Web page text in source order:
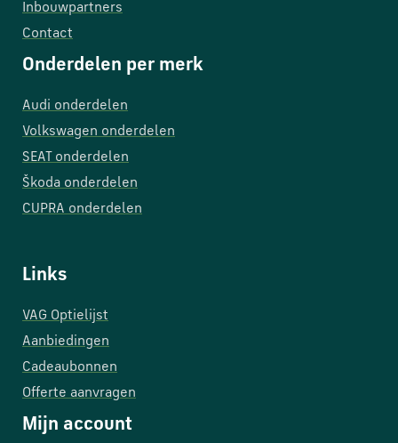
Inbouwpartners
Contact
Onderdelen per merk
Audi onderdelen
Volkswagen onderdelen
SEAT onderdelen
Škoda onderdelen
CUPRA onderdelen
Links
VAG Optielijst
Aanbiedingen
Cadeaubonnen
Offerte aanvragen
Mijn account